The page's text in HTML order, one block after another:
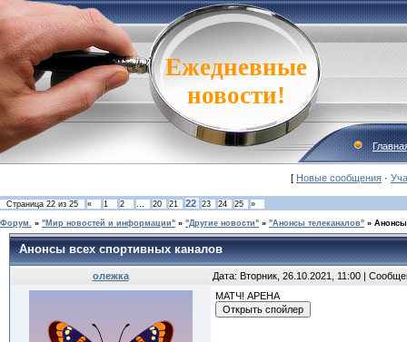
Ежедневные
новости!
[ Новые сообщения ·
Страница 22 из 25 « 1 2 … 20 21 22 23 24 25 »
Форум. » "Мир новостей и информации" » "Другие новости" » "Анонсы телеканалов" » Анонсы
Анонсы всех спортивных каналов
олежка Дата: Вторник, 26.10.2021, 11:00 |
МАТЧ! АРЕНА